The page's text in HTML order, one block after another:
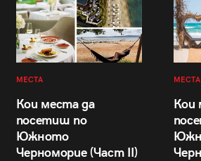
МЕСТА
Кои места да
посетиш по
Южното
Черноморие (Част II)
МЕСТА
Кои